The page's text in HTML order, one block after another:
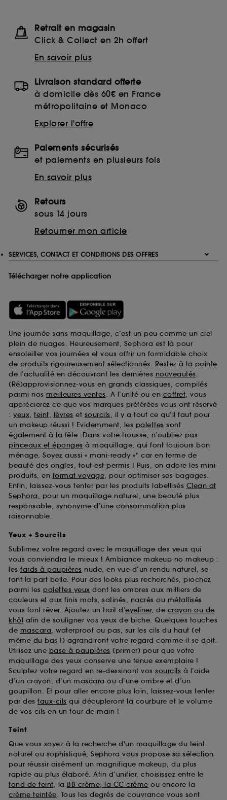
Retrait en magasin
Click & Collect en 2h offert
En savoir plus
Livraison standard offerte
à domicile dès 60€ en France
métropolitaine et Monaco
Explorer l'offre
Paiements sécurisés
et paiements en plusieurs fois
En savoir plus
Retours
sous 14 jours
Retourner mon article
SERVICES, CONTACT ET CONDITIONS DES OFFRES
Télécharger notre application
Une journée sans maquillage, c’est un peu comme un ciel
plein de nuages. Heureusement, Sephora est là pour
ensoleiller vos journées et vous offrir un formidable choix
de produits rigoureusement sélectionnés. Restez à la pointe
de l’actualité en découvrant les dernières nouveautés.
(Ré)approvisionnez-vous en grands classiques, compilés
parmi nos meilleures ventes. A l’unité ou en coffret, vous
apprécierez ce que vos marques préférées vous ont réservé
: yeux, teint, lèvres et sourcils, il y a tout ce qu’il faut pour
un makeup réussi ! Evidemment, les palettes sont
également à la fête. Dans votre trousse, n’oubliez pas
pinceaux et éponges à maquillage, qui font toujours bon
ménage. Soyez aussi « mani-ready »* car en terme de
beauté des ongles, tout est permis ! Puis, on adore les mini-
produits, en format voyage, pour optimiser ses bagages.
Enfin, laissez-vous tenter par les produits labellisés Clean at
Sephora, pour un maquillage naturel, une beauté plus
responsable, synonyme d’une consommation plus
raisonnable.
Yeux + Sourcils
Sublimez votre regard avec le maquillage des yeux qui
vous conviendra le mieux ! Ambiance makeup no makeup :
les fards à paupières nude, en vue d’un rendu naturel, se
font la part belle. Pour des looks plus recherchés, piochez
parmi les palettes yeux dont les ombres aux milliers de
couleurs et aux finis mats, satinés, nacrés ou métallisés
vous font rêver. Ajoutez un trait d’eyeliner, de crayon ou de
khôl afin de souligner vos yeux de biche. Quelques touches
de mascara, waterproof ou pas, sur les cils du haut (et
même du bas !) agrandiront votre regard comme il se doit.
Utilisez une base à paupières (primer) pour que votre
maquillage des yeux conserve une tenue exemplaire !
Sculptez votre regard en re-dessinant vos sourcils à l’aide
d’un crayon, d’un mascara ou d’une ombre et d’un
goupillon. Et pour aller encore plus loin, laissez-vous tenter
par des faux-cils qui décupleront la courbure et le volume
de vos cils en un tour de main !
Teint
Que vous soyez à la recherche d'un maquillage du teint
naturel ou sophistiqué, Sephora vous propose sa sélection
pour réussir aisément un magnifique makeup, du plus
rapide au plus élaboré. Afin d’unifier, choisissez entre le
fond de teint, la BB crème, la CC crème ou encore la
crème teintée. Tous les degrés de couvrance vous sont